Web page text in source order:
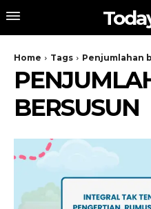
Home Tags Penjumlahan
BERSUSUN